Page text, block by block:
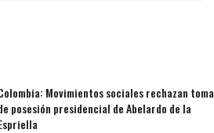
Movimientos sociales rechazan toma
posesión presidencial de Abelardo de la